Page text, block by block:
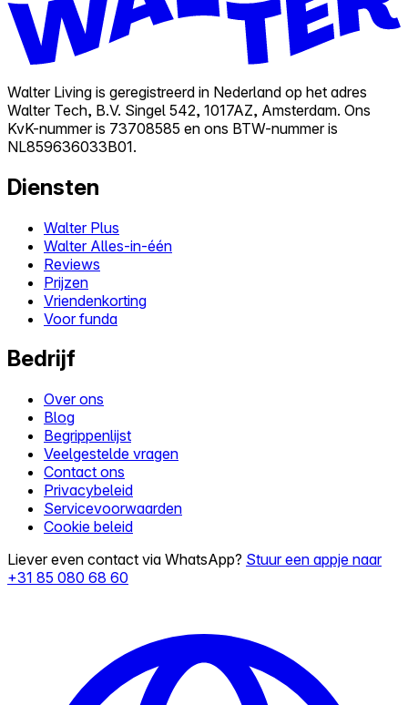
Walter Living is geregistreerd in Nederland op het adres
Walter Tech, B.V. Singel 542, 1017AZ, Amsterdam. Ons
KvK-nummer is 73708585 en ons BTW-nummer is
NL859636033B01.
Diensten
Walter Plus
Walter Alles-in-één
Reviews
Prijzen
Vriendenkorting
Voor funda
Bedrijf
Over ons
Blog
Begrippenlijst
Veelgestelde vragen
Contact ons
Privacybeleid
Servicevoorwaarden
Cookie beleid
Liever even contact via WhatsApp? Stuur een appje naar
+31 85 080 68 60